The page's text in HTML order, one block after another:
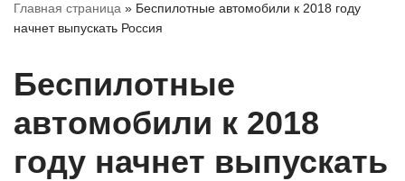
Главная страница » Беспилотные автомобили к 2018 году
начнет выпускать Россия
Беспилотные
автомобили к 2018
году начнет выпускать